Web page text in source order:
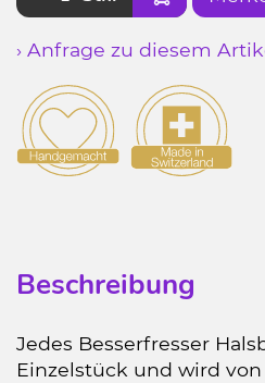
› Anfrage zu diesem
Beschreibung
Jedes Besserfresser
Einzelstück und wird